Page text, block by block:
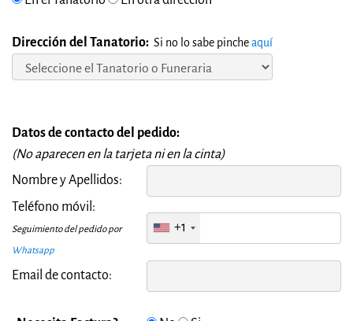
Dirección del Tanatorio: Si no lo sabe pincheaquí
Datos de contacto del pedido:
(No aparecen en la tarjeta ni en la cinta)
Nombre y Apellidos:
Teléfono móvil:
Seguimiento del pedido por
Whatsapp
+1
Email de contacto: